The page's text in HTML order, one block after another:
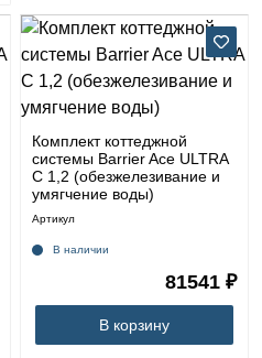
Комплект коттеджной
системы Barrier Ace ULTRA
C 1,2 (обезжелезивание и
умягчение воды)
Артикул
В наличии
81541 ₽
В корзину